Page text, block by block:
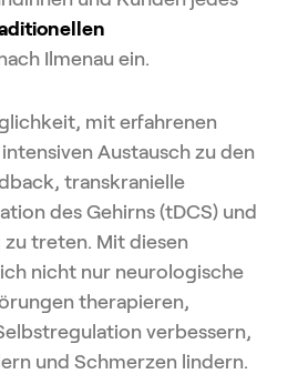
Ilmenau ein.
mit erfahrenen
Austausch zu den
transkranielle
des Gehirns (tDCS) und
treten. Mit diesen
nicht nur neurologische
therapieren,
verbessern,
und Schmerzen lindern.